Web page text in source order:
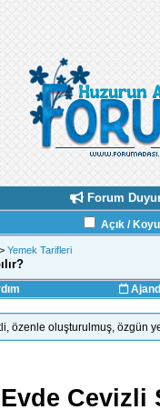
Forum
Açık /
> Yemek Tarifleri
özenle oluşturulmuş, özgün
Evde Cevizli